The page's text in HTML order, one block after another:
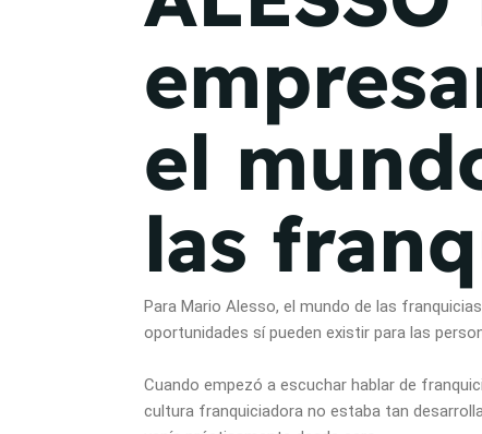
el
las
Para Mario Alesso, el mundo de las
oportunidades sí pueden existir para las
Cuando empezó a escuchar hablar de
cultura franquiciadora no estaba tan